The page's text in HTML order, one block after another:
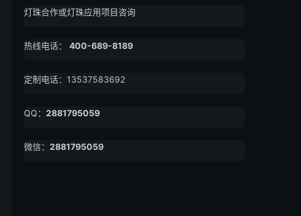
灯珠合作或灯珠应用项目咨询
热线电话： 400-689-8189
定制电话：13537583692
QQ： 2881795059
微信： 2881795059